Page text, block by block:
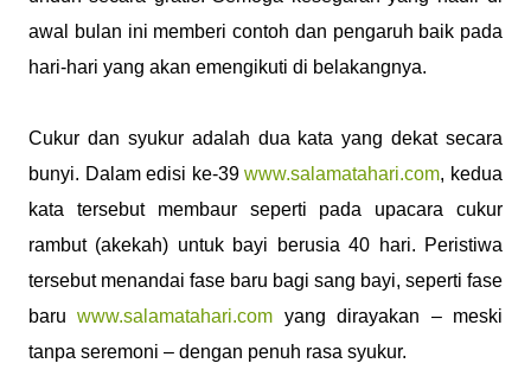
awal bulan ini memberi contoh dan pengaruh baik pada
hari-hari yang akan emengikuti di belakangnya.
Cukur dan syukur adalah dua kata yang dekat secara
bunyi. Dalam edisi ke-39www.salamatahari.com, kedua
kata tersebut membaur seperti pada upacara cukur
rambut (akekah) untuk bayi berusia 40 hari. Peristiwa
tersebut menandai fase baru bagi sang bayi, seperti fase
baruwww.salamatahari.com yang dirayakan – meski
tanpa seremoni – dengan penuh rasa syukur.